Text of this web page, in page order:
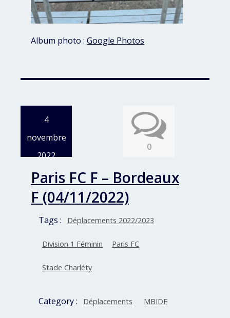
Album photo : Google Photos
4
novembre
2022
0
Paris FC F – Bordeaux
F (04/11/2022)
Tags : Déplacements 2022/2023
Division 1 Féminin Paris FC
Stade Charléty
Category : Déplacements MBIDF